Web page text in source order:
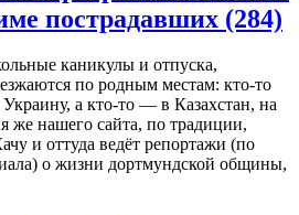
пострадавших (284)
каникулы и отпуска,
по родным местам: кто-то
а кто-то — в Казахстан, на
же нашего сайта, по традиции,
и оттуда ведёт репортажи (по
о жизни дортмундской общины,